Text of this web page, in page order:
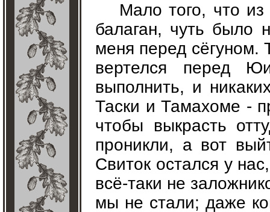
Мало того, что
балаган, чуть было
меня перед сёгуном.
вертелся перед
выполнить, и
Таски и Тамахоме -
чтобы выкрасть
проникли, а вот
Свиток остался у
всё-таки не
мы не стали; даже